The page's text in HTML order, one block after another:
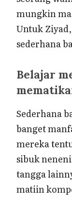
mungkin
Untuk
sederhana
Belajar
Sederhana
banget
mereka
sibuk
tangga
matiin